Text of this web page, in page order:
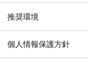
推奨環境
個人情報保護方針